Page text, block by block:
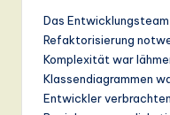
Das
Refaktorisierung
Komplexität war
Klassendiagrammen
Entwickler